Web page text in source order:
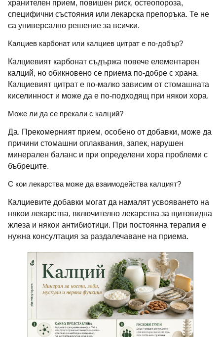
хранителен прием, повишен риск, остеопороза,
специфични състояния или лекарска препоръка. Те не
са универсално решение за всички.
Калциев карбонат или калциев цитрат е по-добър?
Калциевият карбонат съдържа повече елементарен
калций, но обикновено се приема по-добре с храна.
Калциевият цитрат е по-малко зависим от стомашната
киселинност и може да е по-подходящ при някои хора.
Може ли да се прекали с калций?
Да. Прекомерният прием, особено от добавки, може да
причини стомашни оплаквания, запек, нарушен
минерален баланс и при определени хора проблеми с
бъбреците.
С кои лекарства може да взаимодейства калцият?
Калциевите добавки могат да намалят усвояването на
някои лекарства, включително лекарства за щитовидна
жлеза и някои антибиотици. При постоянна терапия е
нужна консултация за раздалечаване на приема.